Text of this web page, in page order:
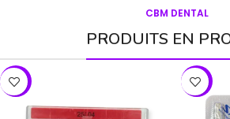
CBM DENTAL
PRODUITS EN
-21% -19%